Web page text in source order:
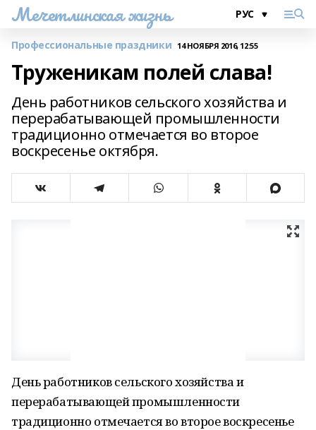
Мечетлинская жизнь
Профессиональные праздники 14 НОЯБРЯ 2016, 12:55
Труженикам полей слава!
День работников сельского хозяйства и
перерабатывающей промышленности
традиционно отмечается во второе
воскресенье октября.
День работников сельского хозяйства и
перерабатывающей промышленности
традиционно отмечается во второе воскресенье